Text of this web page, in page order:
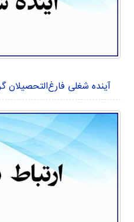
آینده شغلی فارغ‌التحصیلان